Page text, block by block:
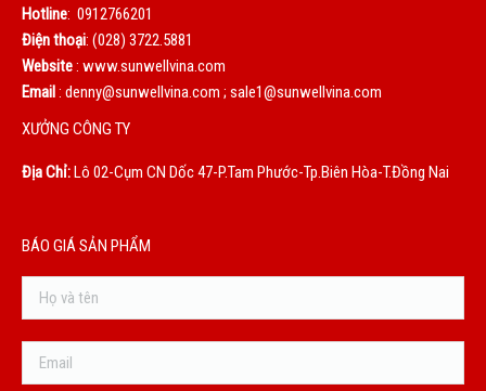
Hotline: 0912766201
Điện thoại: (028) 3722.5881
Website: www.sunwellvina.com
Email: denny@sunwellvina.com ; sale1@sunwellvina.com
XƯỞNG CÔNG TY
Địa Chỉ:Lô 02-Cụm CN Dốc 47-P.Tam Phước-Tp.Biên Hòa-T.Đồng Nai
BÁO GIÁ SẢN PHẨM